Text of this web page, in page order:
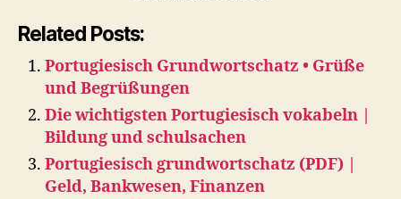
Related Posts:
Portugiesisch Grundwortschatz • Grüße
und Begrüßungen
Die wichtigsten Portugiesisch vokabeln |
Bildung und schulsachen
Portugiesisch grundwortschatz (PDF) |
Geld, Bankwesen, Finanzen